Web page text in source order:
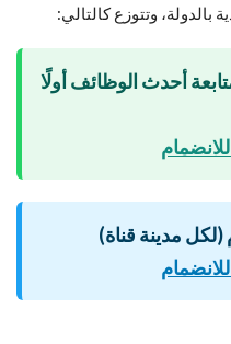
وتتوزع كالتالي:
أحدث الوظائف أولًا
(لكل مدينة قناة)